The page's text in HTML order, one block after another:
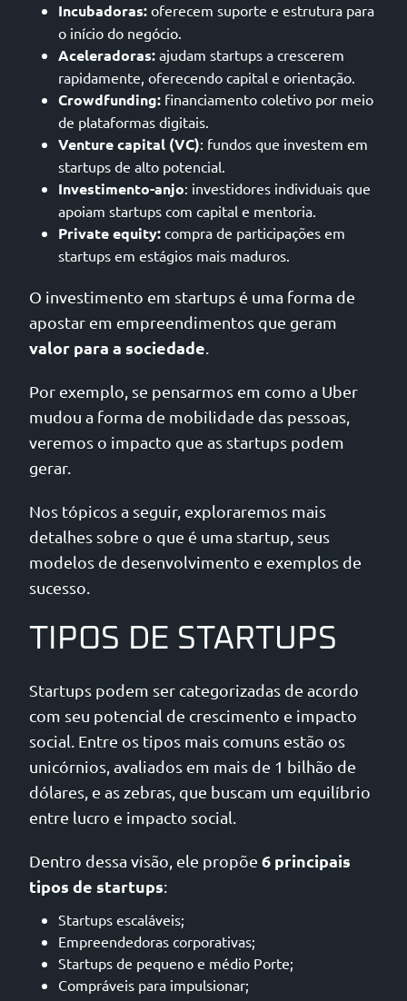
Incubadoras: oferecem suporte e estrutura para
o início do negócio.
Aceleradoras: ajudam startups a crescerem
rapidamente, oferecendo capital e orientação.
Crowdfunding: financiamento coletivo por meio
de plataformas digitais.
Venture capital (VC): fundos que investem em
startups de alto potencial.
Investimento-anjo: investidores individuais que
apoiam startups com capital e mentoria.
Private equity: compra de participações em
startups em estágios mais maduros.
O investimento em startups é uma forma de
apostar em empreendimentos que geram
valor para a sociedade
Por exemplo, se pensarmos em como a Uber
mudou a forma de mobilidade das pessoas,
veremos o impacto que as startups podem
gerar.
Nos tópicos a seguir, exploraremos mais
detalhes sobre o que é uma startup, seus
modelos de desenvolvimento e exemplos de
sucesso.
TIPOS DE STARTUPS
Startups podem ser categorizadas de acordo
com seu potencial de crescimento e impacto
social. Entre os tipos mais comuns estão os
unicórnios, avaliados em mais de 1 bilhão de
dólares, e as zebras, que buscam um equilíbrio
entre lucro e impacto social.
Dentro dessa visão, ele propõe 6 principais
tipos de startups:
Startups escaláveis;
Empreendedoras corporativas;
Startups de pequeno e médio Porte;
Compráveis ​​para impulsionar;